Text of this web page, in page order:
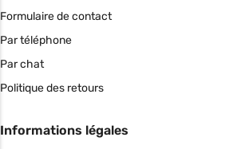
Formulaire de contact
Par téléphone
Par chat
Politique des retours
Informations légales